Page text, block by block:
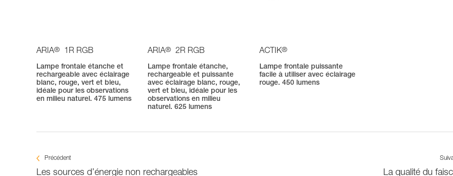
ARIA® 1R RGB
Lampe frontale étanche et
rechargeable avec éclairage
blanc, rouge, vert et bleu,
idéale pour les observations
en milieu naturel. 475 lumens
ARIA® 2R RGB
Lampe frontale étanche,
rechargeable et puissante
avec éclairage blanc, rouge,
vert et bleu, idéale pour les
observations en milieu
naturel. 625 lumens
ACTIK®
Lampe frontale puissante
facile à utiliser avec éclairage
rouge. 450 lumens
Précédent
Les sources d’énergie non rechargeables La qualité du